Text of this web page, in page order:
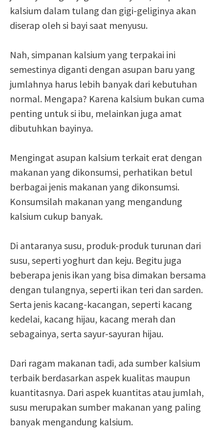
kalsium dalam tulang dan gigi-geliginya akan
diserap oleh si bayi saat menyusu.
Nah, simpanan kalsium yang terpakai ini
semestinya diganti dengan asupan baru yang
jumlahnya harus lebih banyak dari kebutuhan
normal. Mengapa? Karena kalsium bukan cuma
penting untuk si ibu, melainkan juga amat
dibutuhkan bayinya.
Mengingat asupan kalsium terkait erat dengan
makanan yang dikonsumsi, perhatikan betul
berbagai jenis makanan yang dikonsumsi.
Konsumsilah makanan yang mengandung
kalsium cukup banyak.
Di antaranya susu, produk-produk turunan dari
susu, seperti yoghurt dan keju. Begitu juga
beberapa jenis ikan yang bisa dimakan bersama
dengan tulangnya, seperti ikan teri dan sarden.
Serta jenis kacang-kacangan, seperti kacang
kedelai, kacang hijau, kacang merah dan
sebagainya, serta sayur-sayuran hijau.
Dari ragam makanan tadi, ada sumber kalsium
terbaik berdasarkan aspek kualitas maupun
kuantitasnya. Dari aspek kuantitas atau jumlah,
susu merupakan sumber makanan yang paling
banyak mengandung kalsium.